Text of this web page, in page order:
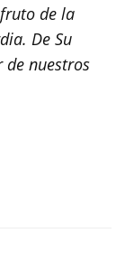
de la
De Su
nuestros